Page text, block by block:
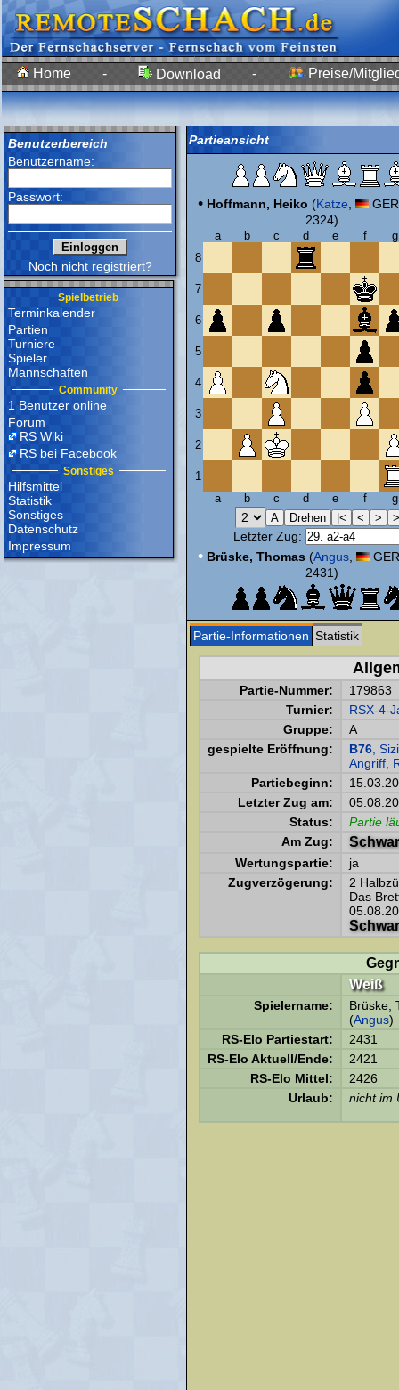
Home - Download - Preise/
Benutzerbereich
Benutzername:
Passwort:
Noch nicht registriert?
Spielbetrieb
Terminkalender
Partien
Turniere
Spieler
Mannschaften
Community
1 Benutzer online
Forum
RS Wiki
RS bei Facebook
Sonstiges
Hilfsmittel
Statistik
Sonstiges
Datenschutz
Impressum
Partieansicht
• Hoffmann, Heiko (Katze
2324)
a b c d e f
g
8
7
6
5
4
3
2
1
a
b c d e f g
Letzter Zug:
• Brüske, Thomas (Angus,
2431)
Partie-Informationen Statistik
Partie-Nummer:
179863
Turnier:
RSX-4-
Gruppe:
A
gespielte Eröffnung:
B76 ,
Angriff,
Partiebeginn:
Letzter Zug am:
Status:
Partie
Am Zug:
Wertungspartie:
ja
Zugverzögerung:
2
Das
Weiß
Spielername:
Brüske,
(Angus)
RS-Elo Partiestart:
2431
RS-Elo Aktuell/Ende:
2421
RS-Elo Mittel:
2426
Urlaub:
nicht im